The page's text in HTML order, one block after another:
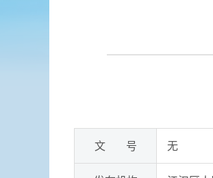
文 号 无